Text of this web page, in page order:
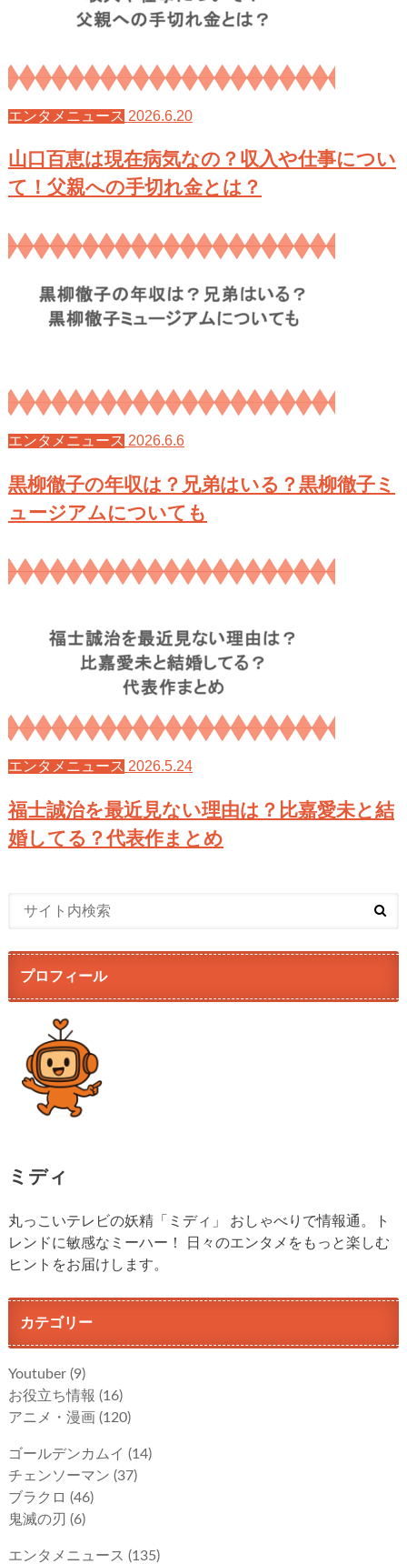
エンタメニュース 2026.6.20
山口百恵は現在病気なの？収入や仕事につい
て！父親への手切れ金とは？
エンタメニュース 2026.6.6
黒柳徹子の年収は？兄弟はいる？黒柳徹子ミ
ュージアムについても
エンタメニュース 2026.5.24
福士誠治を最近見ない理由は？比嘉愛未と結
婚してる？代表作まとめ
プロフィール
ミディ
丸っこいテレビの妖精「ミディ」 おしゃべりで情報通。ト
レンドに敏感なミーハー！ 日々のエンタメをもっと楽しむ
ヒントをお届けします。
カテゴリー
Youtuber (9)
お役立ち情報 (16)
アニメ・漫画 (120)
ゴールデンカムイ (14)
チェンソーマン (37)
ブラクロ (46)
鬼滅の刃 (6)
エンタメニュース (135)